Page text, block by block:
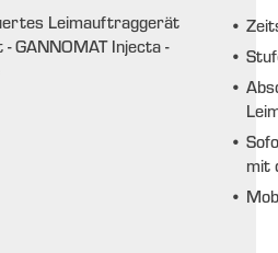
•
•
•
•
mit
•